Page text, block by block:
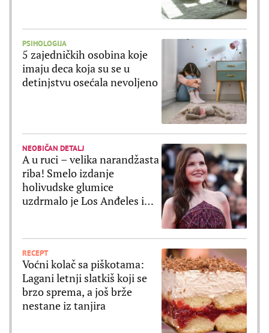
PSIHOLOGIJA
5 zajedničkih osobina koje
imaju deca koja su se u
detinjstvu osećala nevoljeno
NEOBIČAN DETALJ
A u ruci – velika narandžasta
riba! Smelo izdanje
holivudske glumice
uzdrmalo je Los Anđeles i
RECEPT
Voćni kolač sa piškotama:
Lagani letnji slatkiš koji se
brzo sprema, a još brže
nestane iz tanjira